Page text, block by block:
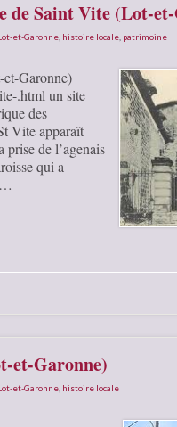
de Saint Vite (Lot-
et-Garonne histoire locale patrimoine
Garonne)
.html un site
des
Vite apparaît
prise de l’agenais
qui a
…
et-Garonne)
et-Garonne histoire locale